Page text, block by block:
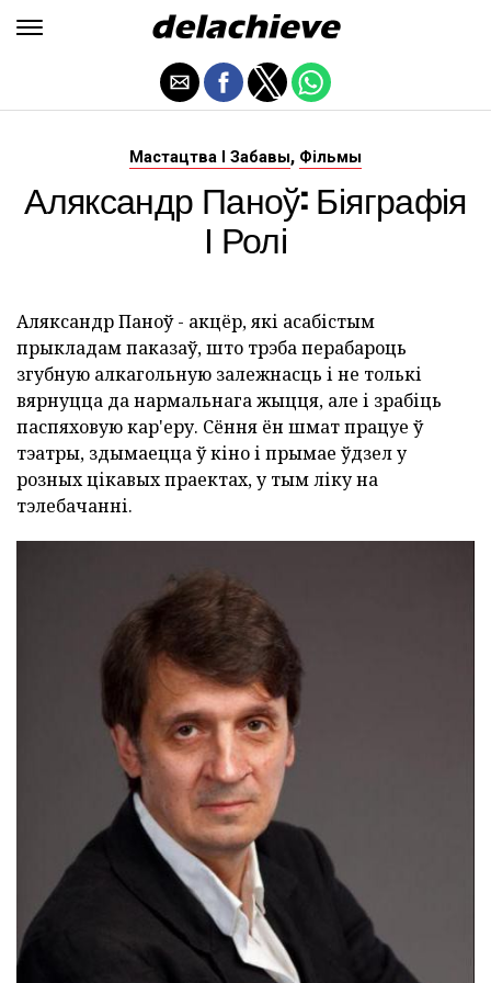
Мастацтва І Забавы, Фільмы
Аляксандр Паноў: Біяграфія
І Ролі
Аляксандр Паноў - акцёр, які асабістым
прыкладам паказаў, што трэба перабароць
згубную алкагольную залежнасць і не толькі
вярнуцца да нармальнага жыцця, але і зрабіць
паспяховую кар'еру. Сёння ён шмат працуе ў
тэатры, здымаецца ў кіно і прымае ўдзел у
розных цікавых праектах, у тым ліку на
тэлебачанні.